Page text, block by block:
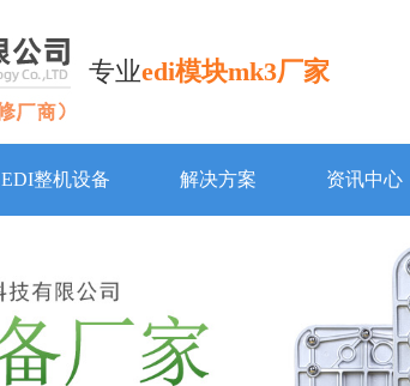
专业edi模块mk3厂家
EDI整机设备 解决方案 资讯中心